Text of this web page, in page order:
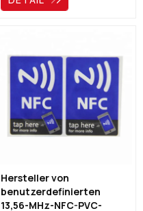
auch die Optionen von NFC
& QR-Code, um Ihr Menü
direkt auf das Telefon Ihrer
Gäste zu laden.
Hersteller von
benutzerdefinierten
13,56-MHz-NFC-PVC-